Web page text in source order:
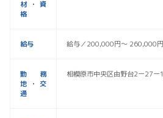
材・資
格
給与 給与／200,000円〜 260,000円
勤務
地・交
通
相模原市中央区由野台2ー27ー